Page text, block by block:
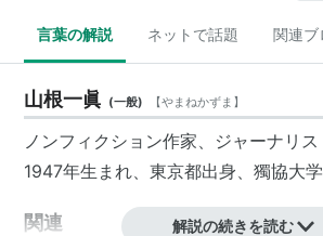
言葉の解説 ネットで話題 関連ブ
山根一眞 (一般) 【やまねかずま 】
ノンフィクション作家、ジャーナリス
1947年生まれ、東京都出身、獨協大
関連 解説の続きを読む